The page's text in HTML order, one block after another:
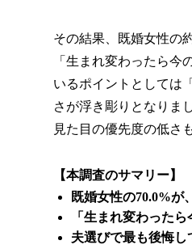
その結果、既婚女性の
「生まれ変わったら
いるポイントとしては
さが浮き彫りとなりま
見た目の優先度の低さ
【本調査のサマリー】
既婚女性の70.0%が
「生まれ変わった
夫選びで最も後悔